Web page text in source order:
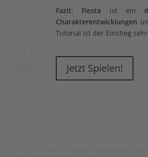
Fazit: Fiesta ist ein
Charakterentwicklungen
Tutorial ist der Einstieg
Jetzt Spielen!